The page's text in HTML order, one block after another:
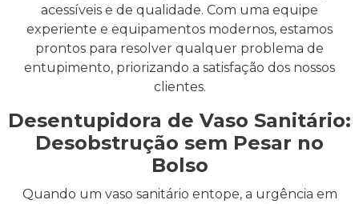
acessíveis e de qualidade. Com uma equipe
experiente e equipamentos modernos, estamos
prontos para resolver qualquer problema de
entupimento, priorizando a satisfação dos nossos
clientes.
Desentupidora de Vaso Sanitário:
Desobstrução sem Pesar no
Bolso
Quando um vaso sanitário entope, a urgência em